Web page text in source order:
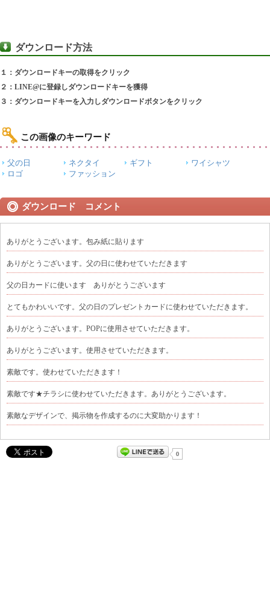
ダウンロード方法
１：ダウンロードキーの取得をクリック
２：LINE@に登録しダウンロードキーを獲得
３：ダウンロードキーを入力しダウンロードボタンをクリック
この画像のキーワード
父の日 ネクタイ ギフト
ワイシャツ
ロゴ
ファッション
ダウンロード コメント
ありがとうございます。包み紙に貼ります
ありがとうございます。父の日に使わせていただきます
父の日カードに使います ありがとうございます
とてもかわいいです。父の日のプレゼントカードに使わせていただきます。
ありがとうございます。POPに使用させていただきます。
ありがとうございます。使用させていただきます。
素敵です。使わせていただきます！
素敵です★チラシに使わせていただきます。ありがとうございます。
素敵なデザインで、掲示物を作成するのに大変助かります！
0